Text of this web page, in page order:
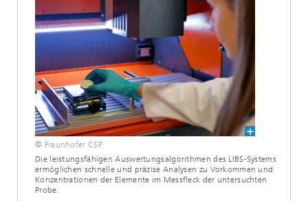
© Fraunhofer CSP
Die leistungsfähigen Auswertungsalgorithmen des LIBS-Systems
ermöglichen schnelle und präzise Analysen zu Vorkommen und
Konzentrationen der Elemente im Messfleck der untersuchten
Probe.